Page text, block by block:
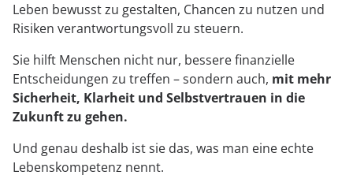
Leben bewusst zu gestalten, Chancen zu nutzen und
Risiken verantwortungsvoll zu steuern.
Sie hilft Menschen nicht nur, bessere finanzielle
Entscheidungen zu treffen – sondern auch, mit mehr
Sicherheit, Klarheit und Selbstvertrauen in die
Zukunft zu gehen.
Und genau deshalb ist sie das, was man eine echte
Lebenskompetenz nennt.